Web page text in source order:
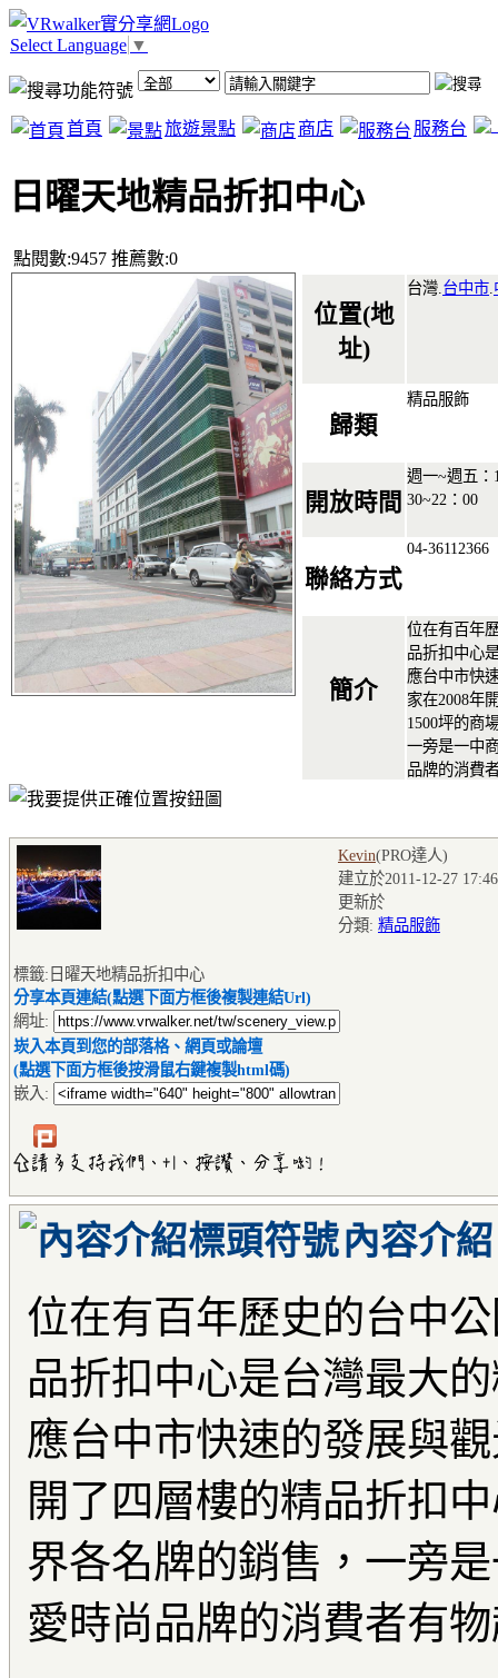
Select Language ▼
首頁 旅遊景點 商店 服務台
日曜天地精品折扣中心
點閱數:9457 推薦數:0
位置(地
址)
台灣. 台中市
歸類
精品服飾
開放時間
週一~週五：
30~22：00
聯絡方式
04-36112366
簡介
位在有百年
品折扣中心
應台中市快
家在2008年
1500坪的商
一旁是一中
品牌的消費
Kevin(PRO達人)
建立於2011-12-27
更新於
分類: 精品服飾
標籤:日曜天地精品折扣中心
分享本頁連結(點選下面方框後複製連結Url)
網址:
崁入本頁到您的部落格、網頁或論壇
(點選下面方框後按滑鼠右鍵複製html碼)
嵌入:
內容介紹
位在有百年歷史的台中
品折扣中心是台灣最大
應台中市快速的發展與
開了四層樓的精品折扣
界各名牌的銷售，一旁
愛時尚品牌的消費者有